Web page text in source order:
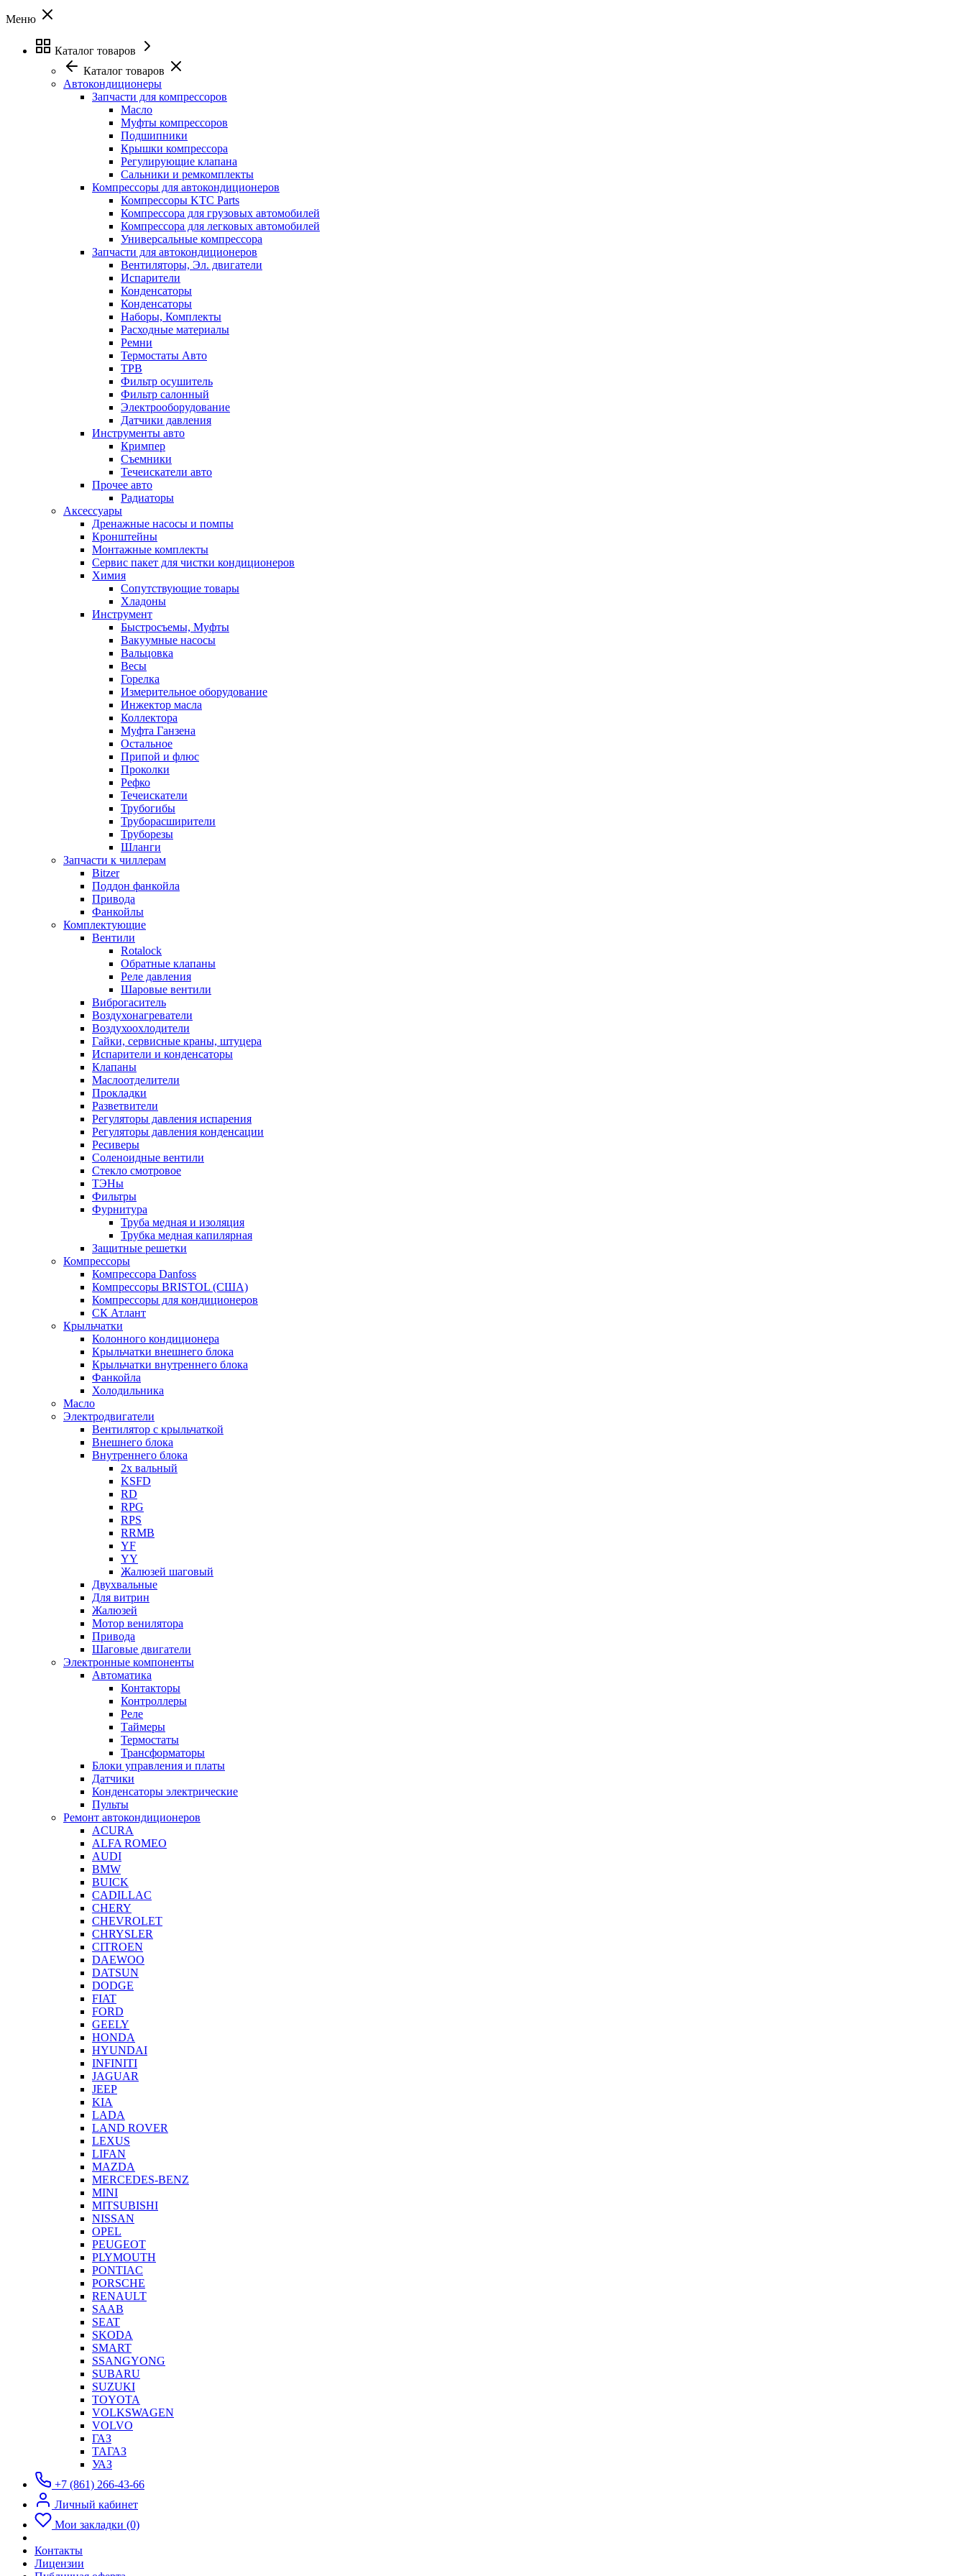
Меню
Каталог товаров
Каталог товаров
Автокондиционеры
Запчасти для компрессоров
Масло
Муфты компрессоров
Подшипники
Крышки компрессора
Регулирующие клапана
Сальники и ремкомплекты
Компрессоры для автокондиционеров
Компрессоры KTC Parts
Компрессора для грузовых автомобилей
Компрессора для легковых автомобилей
Универсальные компрессора
Запчасти для автокондиционеров
Вентиляторы, Эл. двигатели
Испарители
Конденсаторы
Конденсаторы
Наборы, Комплекты
Расходные материалы
Ремни
Термостаты Авто
ТРВ
Фильтр осушитель
Фильтр салонный
Электрооборудование
Датчики давления
Инструменты авто
Кримпер
Съемники
Течеискатели авто
Прочее авто
Радиаторы
Аксессуары
Дренажные насосы и помпы
Кронштейны
Монтажные комплекты
Сервис пакет для чистки кондиционеров
Химия
Сопутствующие товары
Хладоны
Инструмент
Быстросъемы, Муфты
Вакуумные насосы
Вальцовка
Весы
Горелка
Измерительное оборудование
Инжектор масла
Коллектора
Муфта Ганзена
Остальное
Припой и флюс
Проколки
Рефко
Течеискатели
Трубогибы
Труборасширители
Труборезы
Шланги
Запчасти к чиллерам
Bitzer
Поддон фанкойла
Привода
Фанкойлы
Комплектующие
Вентили
Rotalock
Обратные клапаны
Реле давления
Шаровые вентили
Виброгаситель
Воздухонагреватели
Воздухоохлодители
Гайки, сервисные краны, штуцера
Испарители и конденсаторы
Клапаны
Маслоотделители
Прокладки
Разветвители
Регуляторы давления испарения
Регуляторы давления конденсации
Ресиверы
Соленоидные вентили
Стекло смотровое
ТЭНы
Фильтры
Фурнитура
Труба медная и изоляция
Трубка медная капилярная
Защитные решетки
Компрессоры
Компрессора Danfoss
Компрессоры BRISTOL (США)
Компрессоры для кондиционеров
СК Атлант
Крыльчатки
Колонного кондиционера
Крыльчатки внешнего блока
Крыльчатки внутреннего блока
Фанкойла
Холодильника
Масло
Электродвигатели
Вентилятор с крыльчаткой
Внешнего блока
Внутреннего блока
2х вальный
KSFD
RD
RPG
RPS
RRMB
YF
YY
Жалюзей шаговый
Двухвальные
Для витрин
Жалюзей
Мотор венилятора
Привода
Шаговые двигатели
Электронные компоненты
Автоматика
Контакторы
Контроллеры
Реле
Таймеры
Термостаты
Трансформаторы
Блоки управления и платы
Датчики
Конденсаторы электрические
Пульты
Ремонт автокондиционеров
ACURA
ALFA ROMEO
AUDI
BMW
BUICK
CADILLAC
CHERY
CHEVROLET
CHRYSLER
CITROEN
DAEWOO
DATSUN
DODGE
FIAT
FORD
GEELY
HONDA
HYUNDAI
INFINITI
JAGUAR
JEEP
KIA
LADA
LAND ROVER
LEXUS
LIFAN
MAZDA
MERCEDES-BENZ
MINI
MITSUBISHI
NISSAN
OPEL
PEUGEOT
PLYMOUTH
PONTIAC
PORSCHE
RENAULT
SAAB
SEAT
SKODA
SMART
SSANGYONG
SUBARU
SUZUKI
TOYOTA
VOLKSWAGEN
VOLVO
ГАЗ
ТАГАЗ
УАЗ
+7 (861) 266-43-66
Личный кабинет
Мои закладки (0)
Контакты
Лицензии